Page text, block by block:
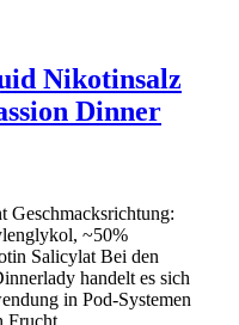
Nikotinsalz
Dinner
Geschmacksrichtung:
~50%
Salicylat Bei den
handelt es sich
in Pod-Systemen
Frucht